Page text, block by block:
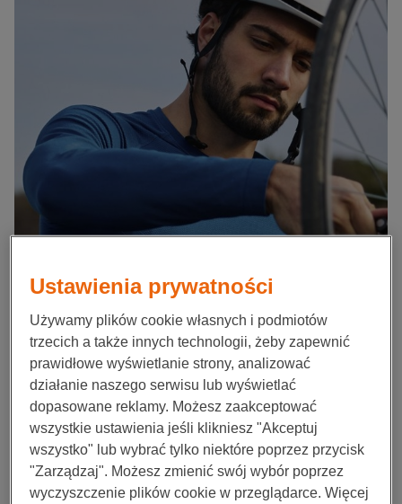
Ustawienia prywatności
Używamy plików cookie własnych i podmiotów
trzecich a także innych technologii, żeby zapewnić
prawidłowe wyświetlanie strony, analizować
działanie naszego serwisu lub wyświetlać
dopasowane reklamy. Możesz zaakceptować
wszystkie ustawienia jeśli klikniesz "Akceptuj
wszystko" lub wybrać tylko niektóre poprzez przycisk
"Zarządzaj". Możesz zmienić swój wybór poprzez
wyczyszczenie plików cookie w przeglądarce. Więcej